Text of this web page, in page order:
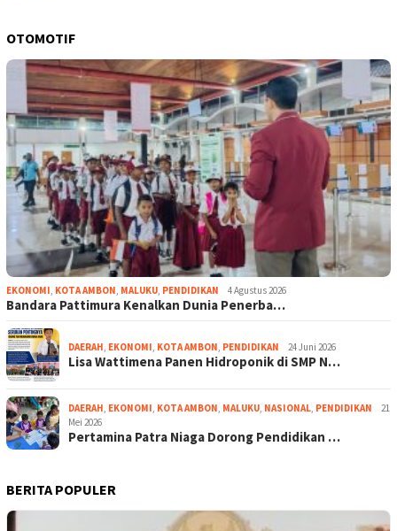
OTOMOTIF
EKONOMI, KOTA AMBON, MALUKU, PENDIDIKAN 4 Agustus 2026
Bandara Pattimura Kenalkan Dunia Penerba…
DAERAH, EKONOMI, KOTA AMBON, PENDIDIKAN 24 Juni 2026
Lisa Wattimena Panen Hidroponik di SMP N…
DAERAH, EKONOMI, KOTA AMBON, MALUKU, NASIONAL, PENDIDIKAN
21
Mei 2026
Pertamina Patra Niaga Dorong Pendidikan …
BERITA POPULER